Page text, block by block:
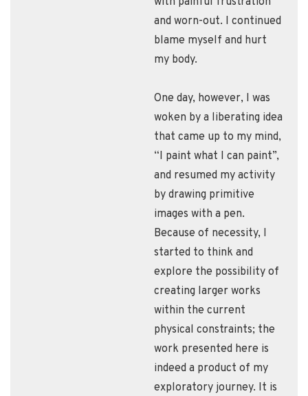
and worn-out. I continued
blame myself and hurt
my body.
One day, however, I was
woken by a liberating idea
that came up to my mind,
“I paint what I can paint”,
and resumed my activity
by drawing primitive
images with a pen.
Because of necessity, I
started to think and
explore the possibility of
creating larger works
within the current
physical constraints; the
work presented here is
indeed a product of my
exploratory journey. It is